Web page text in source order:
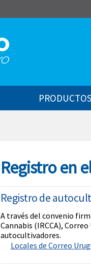
Registro en
Registro de
A través del convenio
Cannabis (IRCCA),
autocultivadores.
Locales de Correo